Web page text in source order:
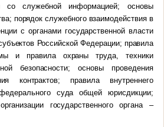
со служебной информацией; основы
порядок служебного взаимодействия в
с органами государственной власти
Российской Федерации; правила
и правила охраны труда, техники
безопасности; основы проведения
контрактов; правила внутреннего
суда общей юрисдикции;
государственного органа –